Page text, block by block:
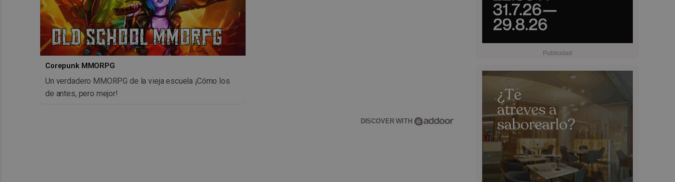
Corepunk MMORPG
Un verdadero MMORPG de la vieja escuela ¡Cómo los
de antes, pero mejor!
DISCOVER WITH